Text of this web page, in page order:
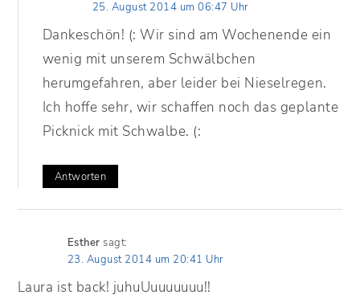
25. August 2014 um 06:47 Uhr
Dankeschön! (: Wir sind am Wochenende ein
wenig mit unserem Schwälbchen
herumgefahren, aber leider bei Nieselregen.
Ich hoffe sehr, wir schaffen noch das geplante
Picknick mit Schwalbe. (:
Antworten
Esther sagt:
23. August 2014 um 20:41 Uhr
Laura ist back! juhuUuuuuuuu!!